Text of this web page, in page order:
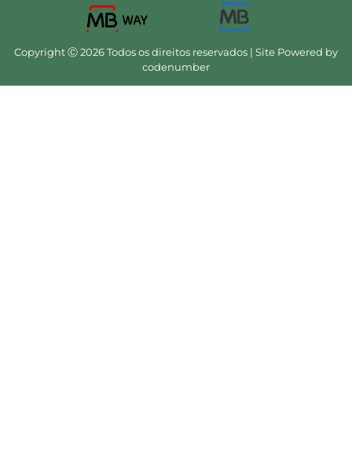
Copyright Ⓒ 2026 Todos os direitos reservados | Site Powered by
codenumber